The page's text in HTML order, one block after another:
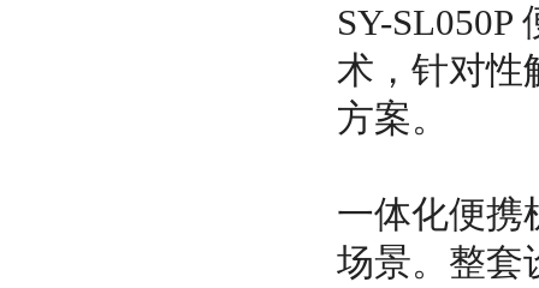
SY-
术，针对性
方案。
一体化便携
场景。整套